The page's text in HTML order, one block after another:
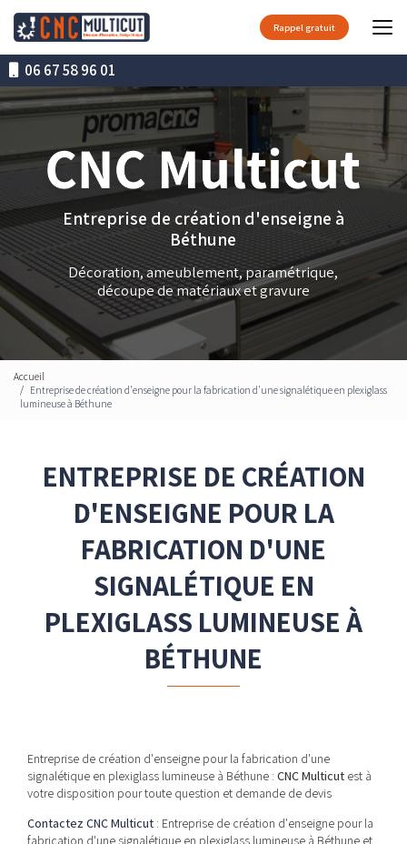
contenu
principal06 67 58 96 01
Rappel gratuit
Entreprise de création d'enseigne à
Béthune
Décoration, ameublement, paramétrique,
découpe de matériaux et gravure
Accueil
Entreprise de création d'enseigne pour la fabrication d'une signalétique en plexiglass
lumineuse à Béthune
ENTREPRISE DE CRÉATION
D'ENSEIGNE POUR LA
FABRICATION D'UNE
SIGNALÉTIQUE EN
PLEXIGLASS LUMINEUSE À
BÉTHUNE
Entreprise de création d'enseigne pour la fabrication d'une
signalétique en plexiglass lumineuse à Béthune : CNC Multicut est à
votre disposition pour toute question et demande de devis
Contactez CNC Multicut : Entreprise de création d'enseigne pour la
fabrication d'une signalétique en plexiglass lumineuse à Béthune et